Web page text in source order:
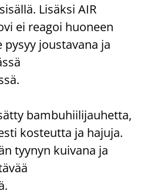
Lisäksi AIR
ei reagoi huoneen
joustavana ja
bambuhiilijauhetta,
kosteutta ja hajuja.
tyynyn kuivana ja